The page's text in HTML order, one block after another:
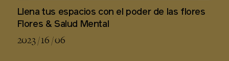
Llena tus espacios con el poder de las flores
Flores & Salud Mental
2023 / 16 / 06